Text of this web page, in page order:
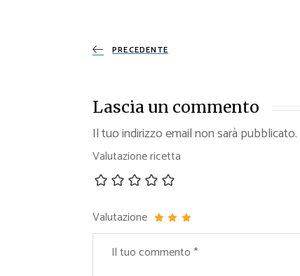
PRECEDENTE
Lascia un commento
Il tuo indirizzo email non sarà pubblicato.
Valutazione ricetta
Valutazione